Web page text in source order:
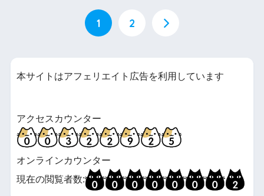
1 2
本サイトはアフェリエイト広告を利用しています
アクセスカウンター
オンラインカウンター
現在の閲覧者数: